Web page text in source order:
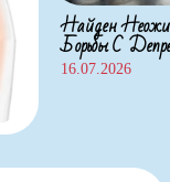
Найден
Борьбы С
16.07.2026